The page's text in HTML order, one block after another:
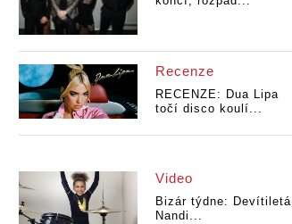
Recenze
RECENZE: Dua Lipa
točí disco koulí...
Video
Bizár týdne: Devítiletá
Nandi...